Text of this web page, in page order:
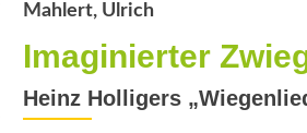
Mahlert, Ulrich
Imaginierter
Heinz Holligers